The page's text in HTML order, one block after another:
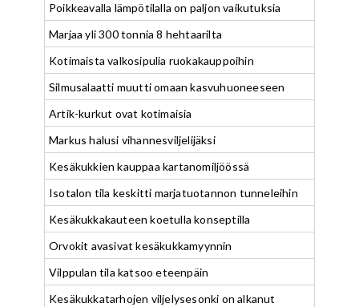
Poikkeavalla lämpötilalla on paljon vaikutuksia
Marjaa yli 300 tonnia 8 hehtaarilta
Kotimaista valkosipulia ruokakauppoihin
Silmusalaatti muutti omaan kasvuhuoneeseen
Artik-kurkut ovat kotimaisia
Markus halusi vihannesviljelijäksi
Kesäkukkien kauppaa kartanomiljöössä
Isotalon tila keskitti marjatuotannon tunneleihin
Kesäkukkakauteen koetulla konseptilla
Orvokit avasivat kesäkukkamyynnin
Vilppulan tila katsoo eteenpäin
Kesäkukkatarhojen viljelysesonki on alkanut